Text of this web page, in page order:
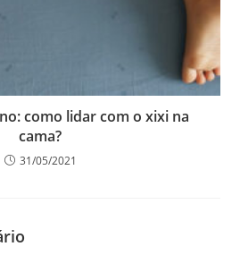
como lidar com o xixi na
cama?
31/05/2021